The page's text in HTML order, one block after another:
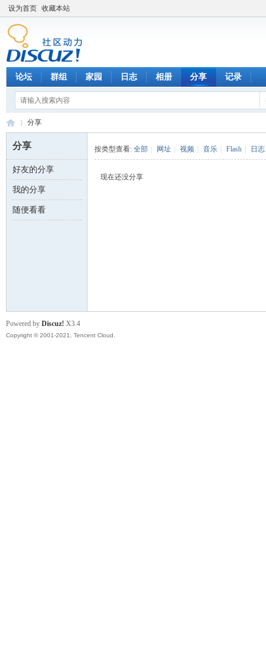
设为首页 收藏本站
论坛 群组 家园 日志 相册 分享 记录
数 ›
分享
分享
好友的分享
我的分享
随便看看
按类型查看: 全部 网址 视频 音乐 Flash 日志
现在还没分享
Powered by Discuz! X3.4
Copyright © 2001-2021, Tencent Cloud.